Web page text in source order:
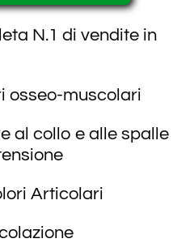
N.1 di vendite in
osseo-muscolari
al collo e alle spalle
Articolari